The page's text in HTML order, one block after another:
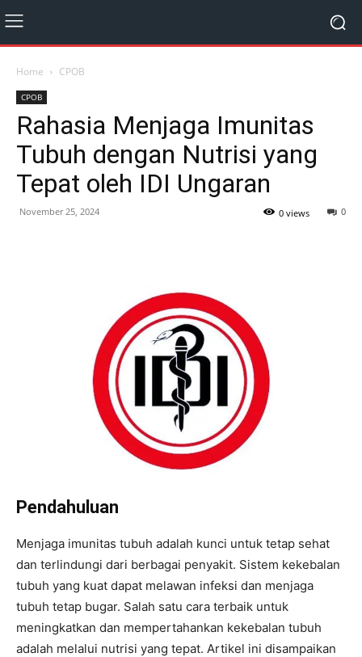
Home CPOB
CPOB
Rahasia Menjaga Imunitas
Tubuh dengan Nutrisi yang
Tepat oleh IDI Ungaran
November 25, 2024 0
0 views
Pendahuluan
Menjaga imunitas tubuh adalah kunci untuk tetap sehat
dan terlindungi dari berbagai penyakit. Sistem kekebalan
tubuh yang kuat dapat melawan infeksi dan menjaga
tubuh tetap bugar. Salah satu cara terbaik untuk
meningkatkan dan mempertahankan kekebalan tubuh
adalah melalui nutrisi yang tepat. Artikel ini disampaikan